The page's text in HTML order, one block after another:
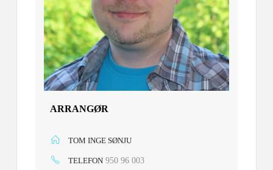
ARRANGØR
TOM INGE SØNJU
TELEFON 950 96 003